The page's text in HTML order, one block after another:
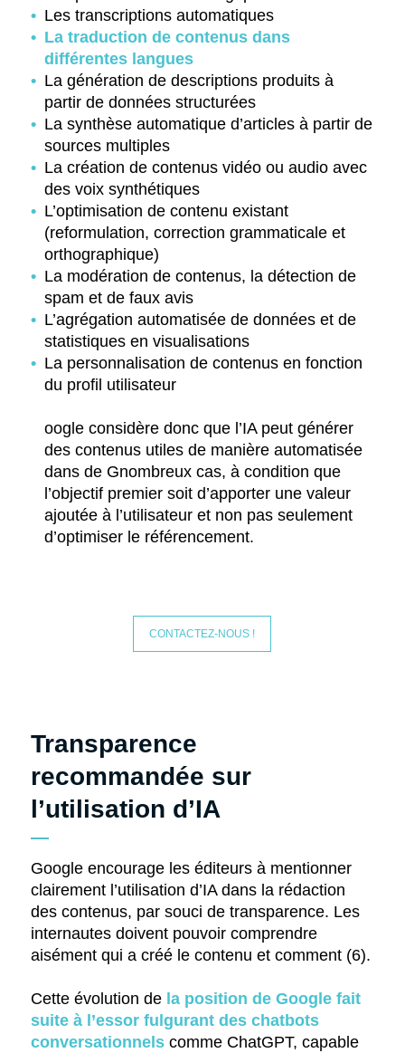
Les transcriptions automatiques
La traduction de contenus dans
différentes langues
La génération de descriptions produits à
partir de données structurées
La synthèse automatique d’articles à partir de
sources multiples
La création de contenus vidéo ou audio avec
des voix synthétiques
L’optimisation de contenu existant
(reformulation, correction grammaticale et
orthographique)
La modération de contenus, la détection de
spam et de faux avis
L’agrégation automatisée de données et de
statistiques en visualisations
La personnalisation de contenus en fonction
du profil utilisateur
oogle considère donc que l’IA peut générer
des contenus utiles de manière automatisée
dans de Gnombreux cas, à condition que
l’objectif premier soit d’apporter une valeur
ajoutée à l’utilisateur et non pas seulement
d’optimiser le référencement.
CONTACTEZ-NOUS !
Transparence
recommandée sur
l’utilisation d’IA
Google encourage les éditeurs à mentionner
clairement l’utilisation d’IA dans la rédaction
des contenus, par souci de transparence. Les
internautes doivent pouvoir comprendre
aisément qui a créé le contenu et comment (6).
Cette évolution de la position de Google fait
suite à l’essor fulgurant des chatbots
conversationnelscomme ChatGPT, capable